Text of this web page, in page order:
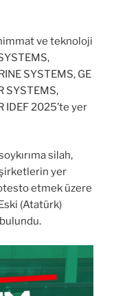
ve teknoloji
SYSTEMS, GE
SYSTEMS,
IDEF 2025’te yer
silah,
yer
etmek üzere
(Atatürk)